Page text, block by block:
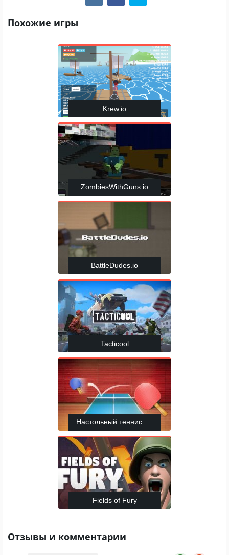
Похожие игры
Krew.io
ZombiesWithGuns.io
BattleDudes.io
Tacticool
Настольный теннис: Мировой тур
Fields of Fury
Отзывы и комментарии